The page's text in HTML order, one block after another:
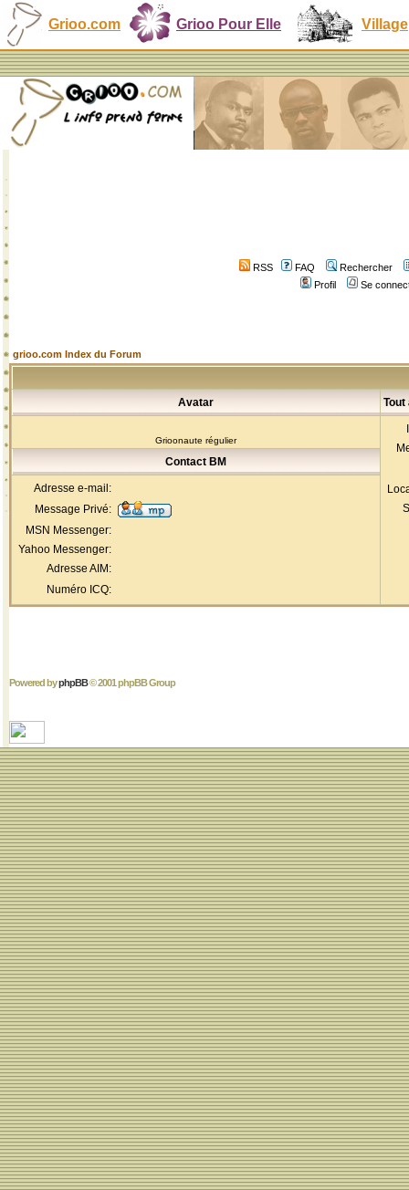
Grioo.com Grioo Pour Elle Village
RSS FAQ
Rechercher
Profil
Se
grioo.com Index du Forum
Avatar Tout
Grioonaute régulier
Contact BM
Adresse e-mail:
Message Privé:
MSN Messenger:
Yahoo Messenger:
Adresse AIM:
Numéro ICQ:
Powered byphpBB© 2001 phpBB Group